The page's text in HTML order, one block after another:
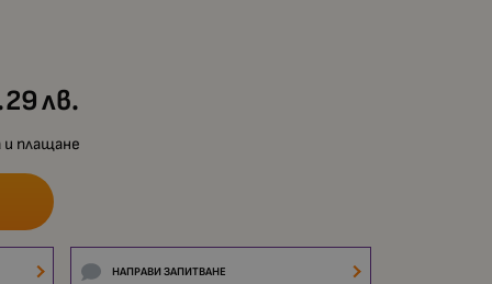
лв.
плащане
НАПРАВИ ЗАПИТВАНЕ